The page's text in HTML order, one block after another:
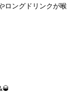
ロングドリンクが喉